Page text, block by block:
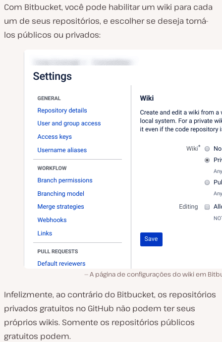
Com Bitbucket, você pode habilitar um wiki para cada
um de seus repositórios, e escolher se deseja torná-
los públicos ou privados:
A página de configurações do wiki em
Infelizmente, ao contrário do Bitbucket, os repositórios
privados gratuitos no GitHub não podem ter seus
próprios wikis. Somente os repositórios públicos
gratuitos podem.